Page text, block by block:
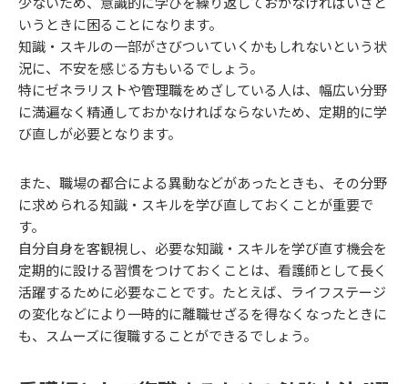
いうときに困ることになります。
知識・スキルの一部がさびついていくかもしれないという状
況に、不安を感じる方もいるでしょう。
特にゼネラリストや管理職をめざしている人は、幅広い分野
に満遍なく精通しておかなければならないため、定期的に学
び直しが必要となります。
また、職場の都合による異動などがあったときも、その分野
に求められる知識・スキルを学び直しておくことが重要で
す。
自分自身を客観視し、必要な知識・スキルを学び直す機会を
定期的に設ける習慣をつけておくことは、看護師として長く
活躍するために必要なことです。たとえば、ライフステージ
の変化などにより一時的に離職せざるを得なくなったときに
も、スムーズに復職することができるでしょう。